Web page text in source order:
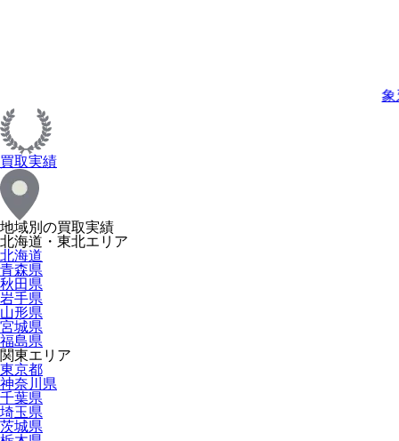
象
買取実績
地域別の買取実績
北海道・東北エリア
北海道
青森県
秋田県
岩手県
山形県
宮城県
福島県
関東エリア
東京都
神奈川県
千葉県
埼玉県
茨城県